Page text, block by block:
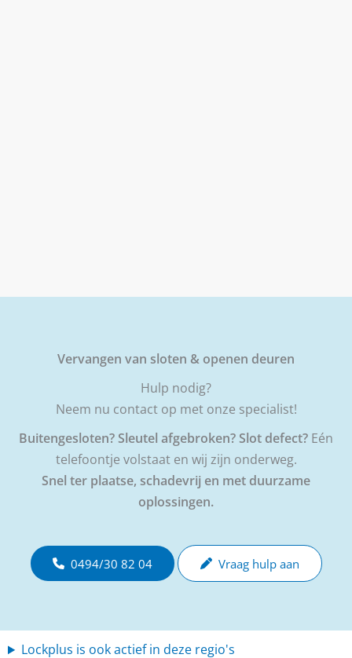
Vervangen van sloten & openen deuren
Hulp nodig?
Neem nu contact op met onze specialist!
Buitengesloten? Sleutel afgebroken? Slot defect? Eén
telefoontje volstaat en wij zijn onderweg.
Snel ter plaatse, schadevrij en met duurzame
oplossingen.
0494/30 82 04 Vraag hulp aan
Lockplus is ook actief in deze regio's